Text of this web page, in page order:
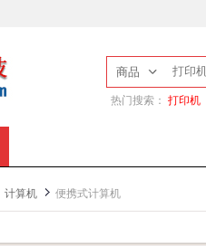
商品
热门搜索： 打印机
计算机 便携式计算机